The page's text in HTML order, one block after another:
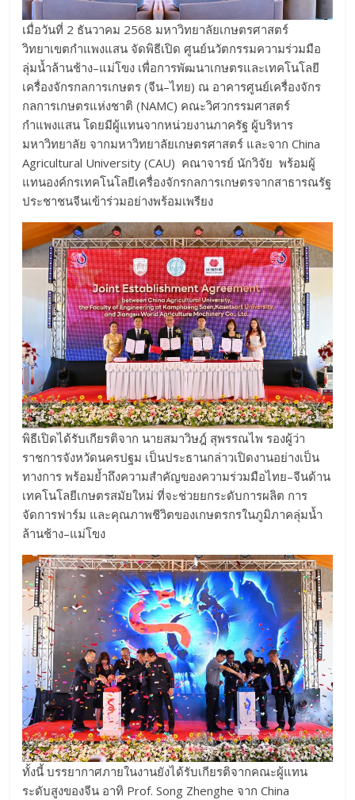
เมื่อวันที่ 2 ธันวาคม 2568 มหาวิทยาลัยเกษตรศาสตร์
วิทยาเขตกำแพงแสน จัดพิธีเปิด ศูนย์นวัตกรรมความร่วมมือ
ลุ่มน้ำล้านช้าง–แม่โขง เพื่อการพัฒนาเกษตรและเทคโนโลยี
เครื่องจักรกลการเกษตร (จีน–ไทย) ณ อาคารศูนย์เครื่องจักร
กลการเกษตรแห่งชาติ (NAMC) คณะวิศวกรรมศาสตร์
กำแพงแสน โดยมีผู้แทนจากหน่วยงานภาครัฐ ผู้บริหาร
มหาวิทยาลัย จากมหาวิทยาลัยเกษตรศาสตร์ และจาก China
Agricultural University (CAU) คณาจารย์ นักวิจัย พร้อมผู้
แทนองค์กรเทคโนโลยีเครื่องจักรกลการเกษตรจากสาธารณรัฐ
ประชาชนจีนเข้าร่วมอย่างพร้อมเพรียง
พิธีเปิดได้รับเกียรติจาก นายสมาวิษฎ์ สุพรรณไพ รองผู้ว่า
ราชการจังหวัดนครปฐม เป็นประธานกล่าวเปิดงานอย่างเป็น
ทางการ พร้อมย้ำถึงความสำคัญของความร่วมมือไทย–จีนด้าน
เทคโนโลยีเกษตรสมัยใหม่ ที่จะช่วยยกระดับการผลิต การ
จัดการฟาร์ม และคุณภาพชีวิตของเกษตรกรในภูมิภาคลุ่มน้ำ
ล้านช้าง–แม่โขง
ทั้งนี้ บรรยากาศภายในงานยังได้รับเกียรติจากคณะผู้แทน
ระดับสูงของจีน อาทิ Prof. Song Zhenghe จาก China